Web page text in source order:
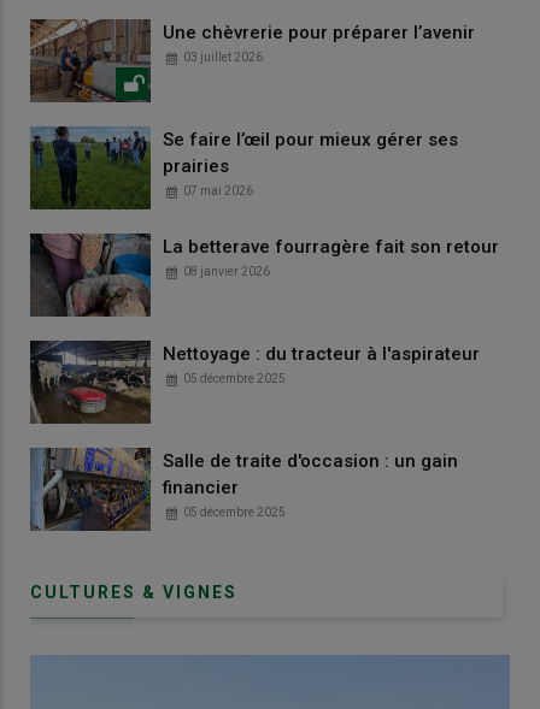
Une chèvrerie pour préparer l’avenir
03 juillet 2026
Se faire l’œil pour mieux gérer ses
prairies
07 mai 2026
La betterave fourragère fait son retour
08 janvier 2026
Nettoyage : du tracteur à l'aspirateur
05 décembre 2025
Salle de traite d'occasion : un gain
financier
05 décembre 2025
CULTURES & VIGNES